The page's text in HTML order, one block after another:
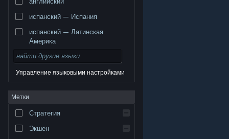
© Valve Corporation. Все права сохранены. Все
торговые марки являются собственностью
Правовая информация
Соглашение подписчика Steam
Файлы cookie
испанский — Испания
испанский — Латинская
Америка
Управление языковыми настройками
Метки
Стратегия
Экшен